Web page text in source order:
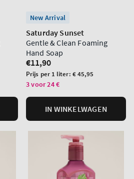
New Arrival
Saturday Sunset
Gentle & Clean Foaming
Hand Soap
Normale
prijs
€11,90
Prijs
per
Prijs per 1 liter: € 45,95
3 voor 24 €
IN WINKELWAGEN